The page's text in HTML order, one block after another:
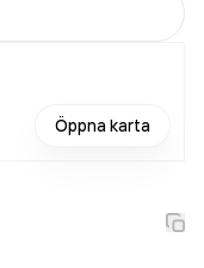
Öppna karta